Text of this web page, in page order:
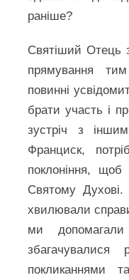
раніше?
Святіший Отець
прямування
повинні
брати участь і
зустріч з
Франциск,
поклоніння,
Святому
хвилювали
ми
збагачувалися
покликаннями